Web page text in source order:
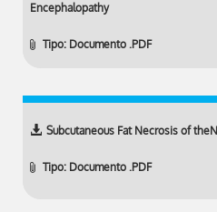
Encephalopathy
Tipo: Documento .PDF
Subcutaneous Fat Necrosis of
Tipo: Documento .PDF